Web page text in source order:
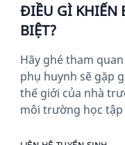
ĐIỀU GÌ KHIẾN
BIỆT?
Hãy ghé tham
phụ huynh sẽ gặp
thế giới của nhà
môi trường học